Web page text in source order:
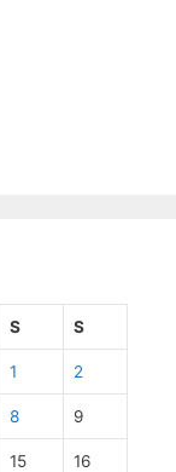
S S
1 2
8 9
15 16